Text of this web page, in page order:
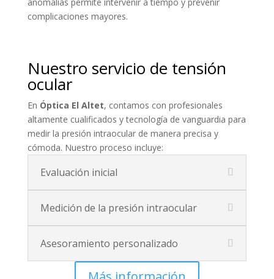
complicaciones mayores.
Nuestro servicio de tensión
ocular
En Óptica El Altet, contamos con profesionales
altamente cualificados y tecnología de vanguardia para
medir la presión intraocular de manera precisa y
cómoda. Nuestro proceso incluye:
Evaluación inicial
Medición de la presión intraocular
Asesoramiento personalizado